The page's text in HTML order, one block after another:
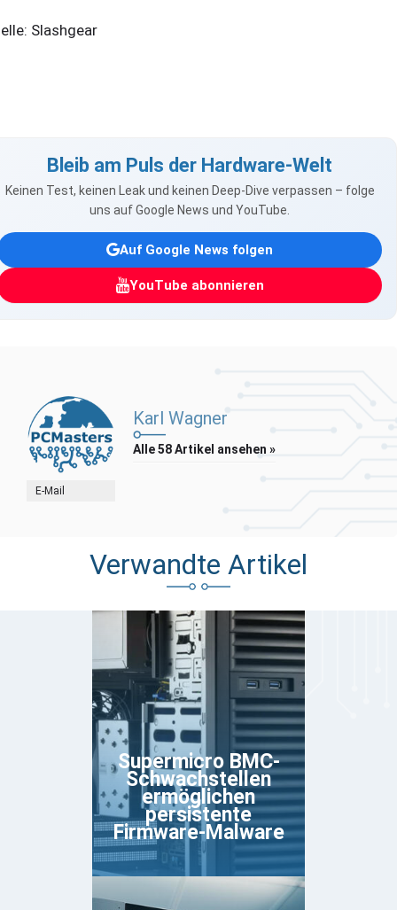
Slashgear
Bleib am Puls der Hardware-Welt
Keinen Test, keinen Leak und keinen Deep-Dive verpassen – folge
uns auf Google News und YouTube.
Auf Google News folgen
YouTube abonnieren
E-Mail
Karl Wagner
Alle 58 Artikel ansehen »
Verwandte Artikel
Supermicro BMC-
Schwachstellen
ermöglichen
persistente
Firmware-Malware